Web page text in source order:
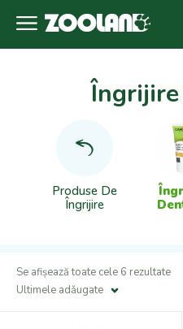
Produse De
Îngrijire
Se afișează toate cele 6 rezultate
Ultimele adǎugate